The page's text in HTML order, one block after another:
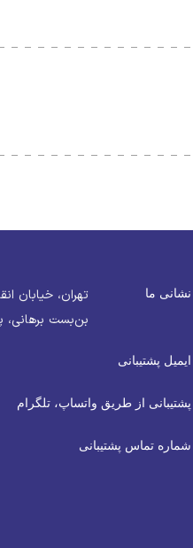
نشانی ما
تهران، خیابان
بن‌بست برهانی،
ایمیل پشتیبانی
پشتیبانی از طریق واتساپ، تلگرام
شماره تماس پشتیبانی